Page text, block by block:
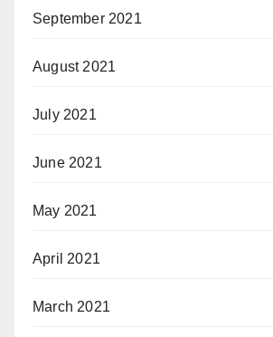
September 2021
August 2021
July 2021
June 2021
May 2021
April 2021
March 2021